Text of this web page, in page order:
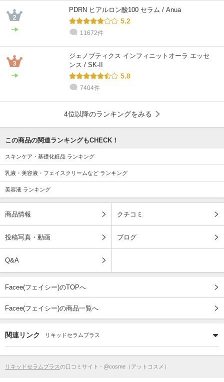
PDRN ヒアルロン酸100 セラム / Anua
5.2
11672件
ジェノプティクス インフィニットオーラ エッセ
ンス / SK-II
5.8
7404件
4位以降のランキングをみる
この商品の関連ランキングもCHECK！
スキンケア・基礎化粧品 ランキング
乳液・美容液・フェイスクリームなど ランキング
美容液 ランキング
商品情報 クチコミ
投稿写真・動画 ブログ
Q&A
Facee(フェイシー)のTOPへ
Facee(フェイシー)の商品一覧へ
関連リンク リキッドセラムプラス
リキッドセラムプラスの口コミサイト - @cosme（アットコスメ）